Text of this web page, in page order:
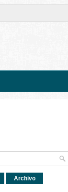
Archivo